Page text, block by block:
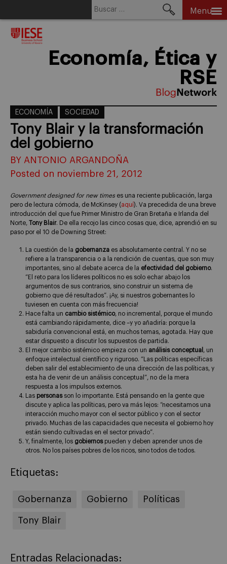
Menu
Economía, Ética y
RSE
ECONOMÍA SOCIEDAD
Tony Blair y la transformación
del gobierno
BY ANTONIO ARGANDOÑA
Posted on noviembre 21, 2012
Government designed for new times es una reciente publicación, larga
pero de lectura cómoda, de McKinsey (aquí). Va precedida de una breve
introducción del que fue Primer Ministro de Gran Bretaña e Irlanda del
Norte, Tony Blair. De ella recojo las cinco cosas que, dice, aprendió en su
paso por el 10 de Downing Street:
La cuestión de la gobernanza es absolutamente central. Y no se
refiere a la transparencia o a la rendición de cuentas, que son muy
importantes, sino al debate acerca de la efectividad del gobierno.
“El reto para los líderes políticos no es solo echar abajo los
argumentos de sus contrarios, sino construir un sistema de
gobierno que dé resultados”. ¡Ay, si nuestros gobernantes lo
tuviesen en cuenta con más frecuencia!
Hace falta un cambio sistémico, no incremental, porque el mundo
está cambiando rápidamente, dice –y yo añadiría: porque la
sabiduría convencional está, en muchos temas, agotada. Hay que
estar dispuesto a discutir los supuestos de partida.
El mejor cambio sistémico empieza con un análisis conceptual , un
enfoque intelectual científico y riguroso. “Las políticas específicas
deben salir del establecimiento de una dirección de las políticas, y
esta ha de venir de un análisis conceptual”, no de la mera
respuesta a los impulsos externos.
Las personasson lo importante. Está pensando en la gente que
discute y aplica las políticas, pero va más lejos: “necesitamos una
interacción mucho mayor con el sector público y con el sector
privado. Muchas de las capacidades que necesita el gobierno hoy
están siendo cultivadas en el sector privado”.
Y, finalmente, los gobiernospueden y deben aprender unos de
otros. No los países pobres de los ricos, sino todos de todos.
Etiquetas:
Gobernanza Gobierno Políticas
Tony Blair
Entradas Relacionadas: